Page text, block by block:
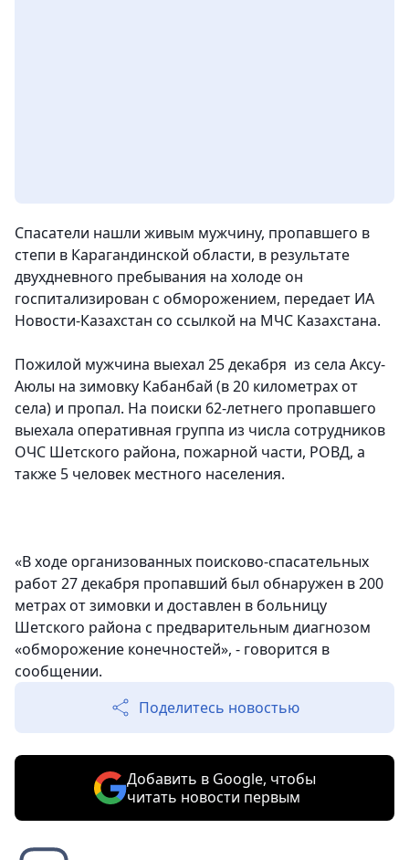
Спасатели нашли живым мужчину, пропавшего в
степи в Карагандинской области, в результате
двухдневного пребывания на холоде он
госпитализирован с обморожением, передает ИА
Новости-Казахстан со ссылкой на МЧС Казахстана.
Пожилой мужчина выехал 25 декабря из села Аксу-
Аюлы на зимовку Кабанбай (в 20 километрах от
села) и пропал. На поиски 62-летнего пропавшего
выехала оперативная группа из числа сотрудников
ОЧС Шетского района, пожарной части, РОВД, а
также 5 человек местного населения.
«В ходе организованных поисково-спасательных
работ 27 декабря пропавший был обнаружен в 200
метрах от зимовки и доставлен в больницу
Шетского района с предварительным диагнозом
«обморожение конечностей», - говорится в
сообщении.
Поделитесь новостью
Добавить в Google, чтобы
читать новости первым